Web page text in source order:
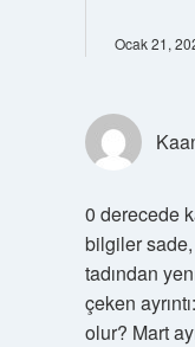
Ocak 21,
0 derecede
bilgiler
tadından
çeken
olur? Mart